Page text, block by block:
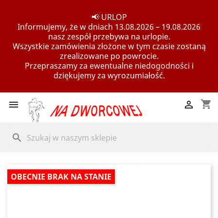
📢 URLOP
Informujemy, że w dniach 13.08.2026 – 19.08.2026
nasz zespół przebywa na urlopie.
Wszystkie zamówienia złożone w tym czasie zostaną
zrealizowane po powrocie.
Przepraszamy za ewentualne niedogodności i
dziękujemy za wyrozumiałość.
 shopping_cart

search
OBECNIE BRAK NA STANIE